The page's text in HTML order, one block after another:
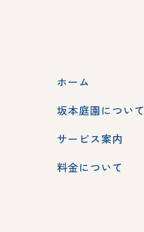
ホーム
坂本庭園について
サービス案内
料金について